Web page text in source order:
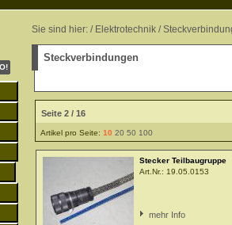
Sie sind hier: / Elektrotechnik /
Steckverbindungen
Seite 2 / 16
Artikel pro Seite: 10 20 50 100
Stecker Teilbaugruppe
Art.Nr.: 19.05.0153
mehr Info